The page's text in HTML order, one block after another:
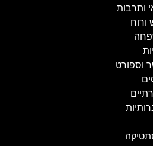
ותרבות
ורוח
וספורט